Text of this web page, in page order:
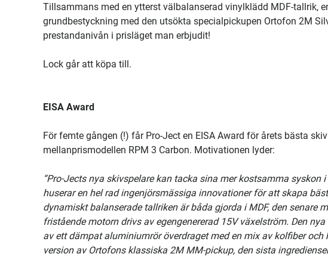
Tillsammans med en ytterst välbalanserad vinylklädd MDF-tallrik,
grundbestyckning med den utsökta specialpickupen Ortofon 2M
prestandanivån i prisläget man erbjudit!
Lock går att köpa till.
EISA Award
För femte gången (!) får Pro-Ject en EISA Award för årets bästa
mellanprismodellen RPM 3 Carbon. Motivationen lyder:
“Pro-Jects nya skivspelare kan tacka sina mer kostsamma syskon
huserar en hel rad ingenjörsmässiga innovationer för att skapa
dynamiskt balanserade tallriken är båda gjorda i MDF, den senare
fristående motorn drivs av egengenererad 15V växelström. Den
av ett dämpat aluminiumrör överdraget med en mix av kolfiber
version av Ortofons klassiska 2M MM-pickup, den sista